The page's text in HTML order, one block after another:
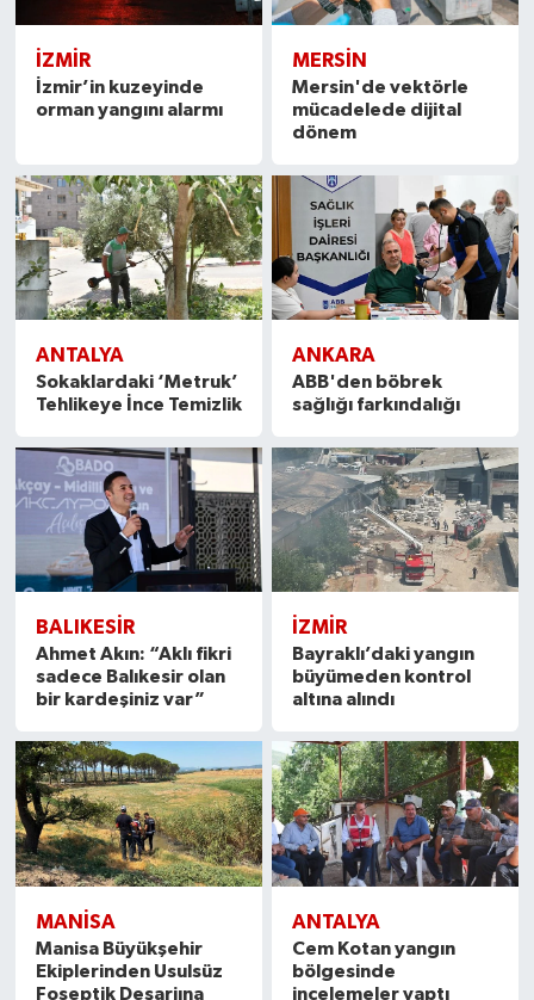
İZMIR
İzmir’in kuzeyinde
orman yangını alarmı
MERSIN
Mersin'de vektörle
mücadelede dijital
dönem
ANTALYA
Sokaklardaki ‘Metruk’
Tehlikeye İnce Temizlik
ANKARA
ABB'den böbrek
sağlığı farkındalığı
BALIKESIR
Ahmet Akın: “Aklı fikri
sadece Balıkesir olan
bir kardeşiniz var”
İZMIR
Bayraklı’daki yangın
büyümeden kontrol
altına alındı
MANISA
Manisa Büyükşehir
Ekiplerinden Usulsüz
Foseptik Deşarjına
ANTALYA
Cem Kotan yangın
bölgesinde
incelemeler yaptı